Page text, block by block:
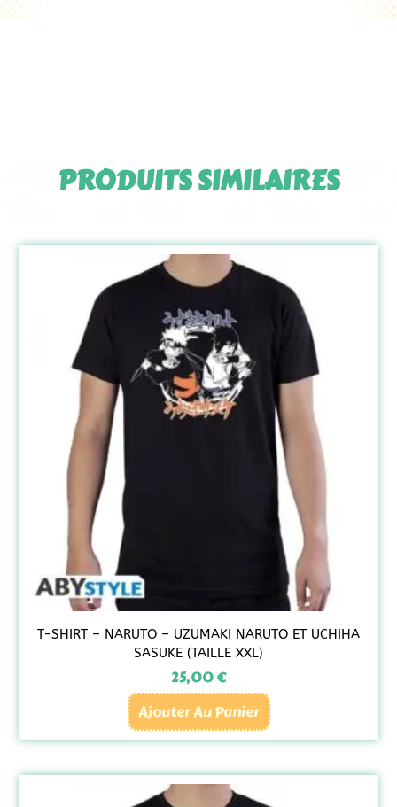
PRODUITS SIMILAIRES
T-SHIRT – NARUTO – UZUMAKI NARUTO ET UCHIHA
SASUKE (TAILLE XXL)
25,00€
Ajouter Au Panier